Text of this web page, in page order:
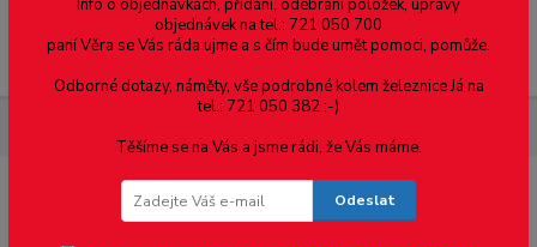
Menu
Zvukový dekodér MX649R
Info o objednávkách, přidání, odebrání položek, úpravy
objednávek na tel.: 721 050 700
paní Věra se Vás ráda ujme a s čím bude umět pomoci, pomůže.
Odborné dotazy, náměty, vše podrobné kolem železnice Já na
tel.: 721 050 382 :-)
Těšíme se na Vás a jsme rádi, že Vás máme.
Odeslat